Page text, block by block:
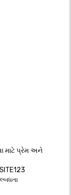
માટે પ્રેમ અને